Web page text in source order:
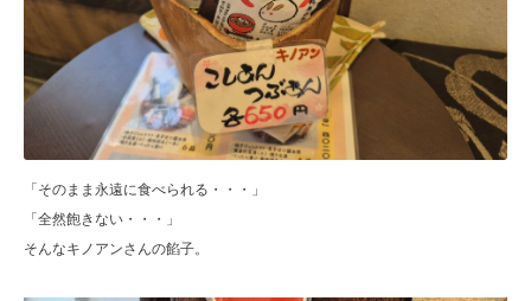
「そのまま永遠に食べられる・・・」
「全然飽きない・・・」
そんなキノアンさんの餡子。